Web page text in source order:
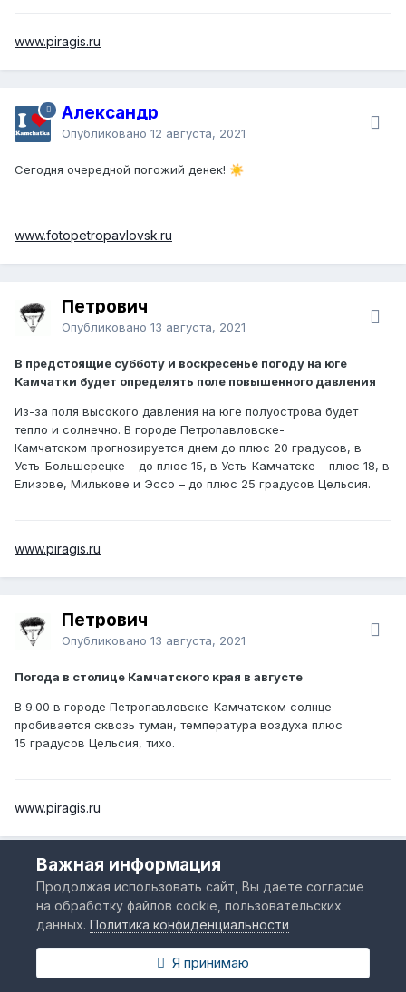
www.piragis.ru
Александр
Опубликовано 12 августа, 2021
Сегодня очередной погожий денек! ☀️
www.fotopetropavlovsk.ru
Петрович
Опубликовано 13 августа, 2021
В предстоящие субботу и воскресенье погоду на юге
Камчатки будет определять поле повышенного давления
Из-за поля высокого давления на юге полуострова будет
тепло и солнечно. В городе Петропавловске-
Камчатском прогнозируется днем до плюс 20 градусов, в
Усть-Большерецке – до плюс 15, в Усть-Камчатске – плюс 18, в
Елизове, Милькове и Эссо – до плюс 25 градусов Цельсия.
www.piragis.ru
Петрович
Опубликовано 13 августа, 2021
Погода в столице Камчатского края в августе
В 9.00 в городе Петропавловске-Камчатском солнце
пробивается сквозь туман, температура воздуха плюс
15 градусов Цельсия, тихо.
www.piragis.ru
Страница 8 из 12
Пожалуйста, войдите, чтобы
комментировать
Важная информация
Продолжая использовать сайт, Вы даете согласие
на обработку файлов cookie, пользовательских
данных.Политика конфиденциальности
Я принимаю